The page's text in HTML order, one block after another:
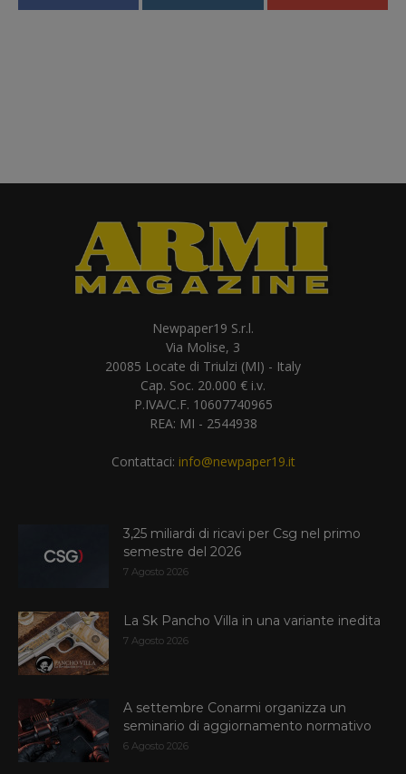
Newpaper19 S.r.l.
Via Molise, 3
20085 Locate di Triulzi (MI) - Italy
Cap. Soc. 20.000 € i.v.
P.IVA/C.F. 10607740965
REA: MI - 2544938
Contattaci: info@newpaper19.it
3,25 miliardi di ricavi per Csg nel primo
semestre del 2026
7 Agosto 2026
La Sk Pancho Villa in una variante inedita
7 Agosto 2026
A settembre Conarmi organizza un
seminario di aggiornamento normativo
6 Agosto 2026